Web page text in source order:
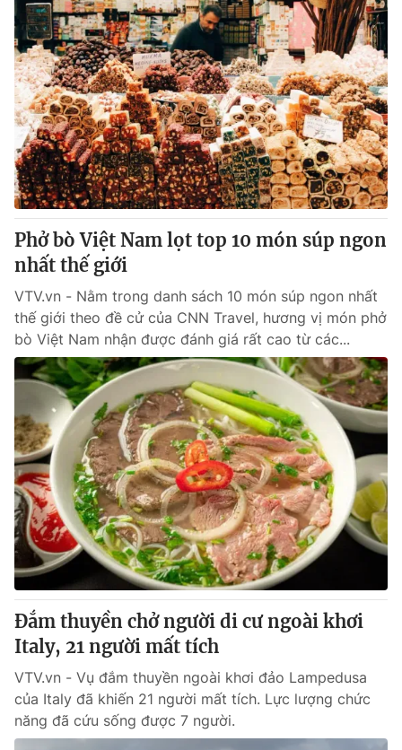
Phở bò Việt Nam lọt top 10 món súp ngon
nhất thế giới
VTV.vn - Nằm trong danh sách 10 món súp ngon nhất
thế giới theo đề cử của CNN Travel, hương vị món phở
bò Việt Nam nhận được đánh giá rất cao từ các...
Đắm thuyền chở người di cư ngoài khơi
Italy, 21 người mất tích
VTV.vn - Vụ đắm thuyền ngoài khơi đảo Lampedusa
của Italy đã khiến 21 người mất tích. Lực lượng chức
năng đã cứu sống được 7 người.